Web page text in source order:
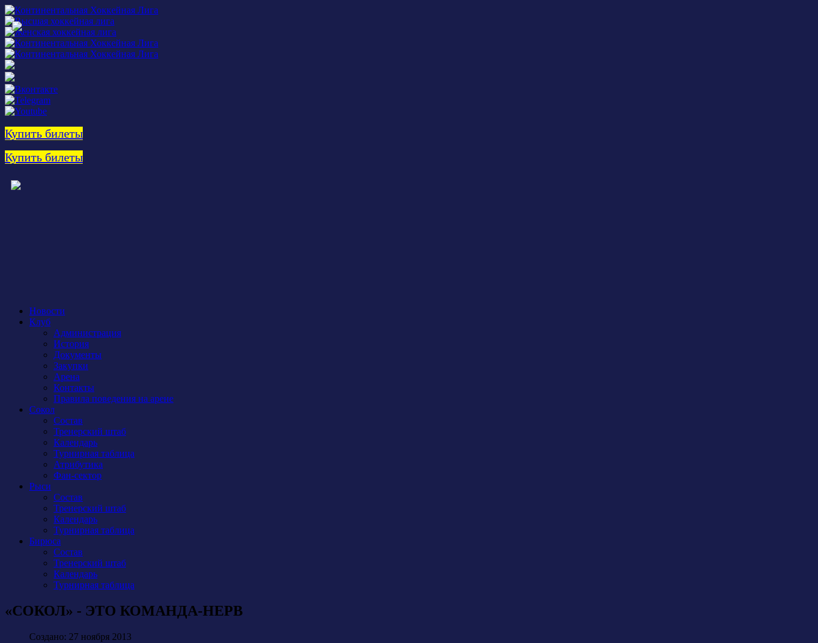
Купить билеты
Купить билеты
Новости
Клуб
Администрация
История
Документы
Закупки
Арена
Контакты
Правила поведения на арене
Сокол
Состав
Тренерский штаб
Календарь
Турнирная таблица
Атрибутика
Фан-сектор
Рыси
Состав
Тренерский штаб
Календарь
Турнирная таблица
Бирюса
Состав
Тренерский штаб
Календарь
Турнирная таблица
«СОКОЛ» - ЭТО КОМАНДА-НЕРВ
Создано: 27 ноября 2013